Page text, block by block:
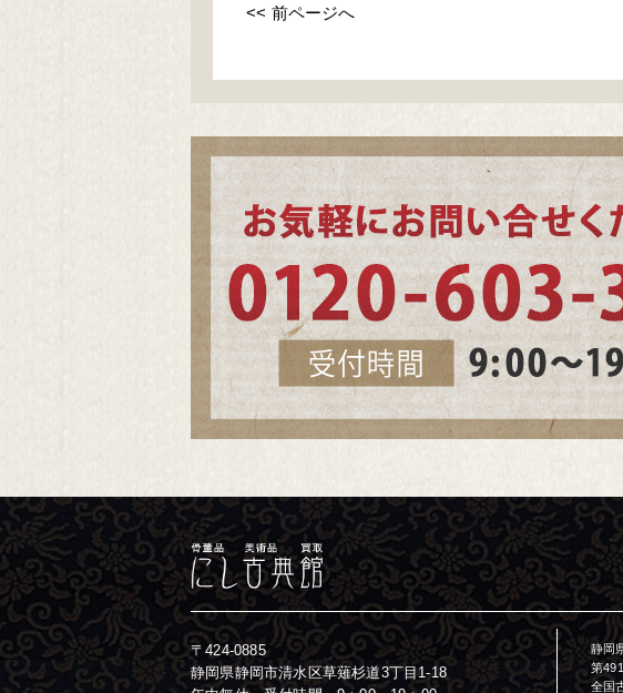
<< 前ページへ
〒424-0885
静岡県静岡市清水区草薙杉道3丁目1-18
静岡
第
全国